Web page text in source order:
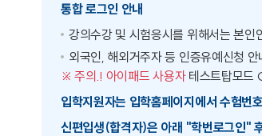
통합 로그인 안내
강의수강 및 시험응시를 위해서는 본인
외국인, 해외거주자 등 인증유예신청 안
※ 주의.! 아이패드 사용자테스트탑모드
입학지원자는 입학홈페이지에서 수험번
신편입생(합격자)은 아래 "학번로그인"